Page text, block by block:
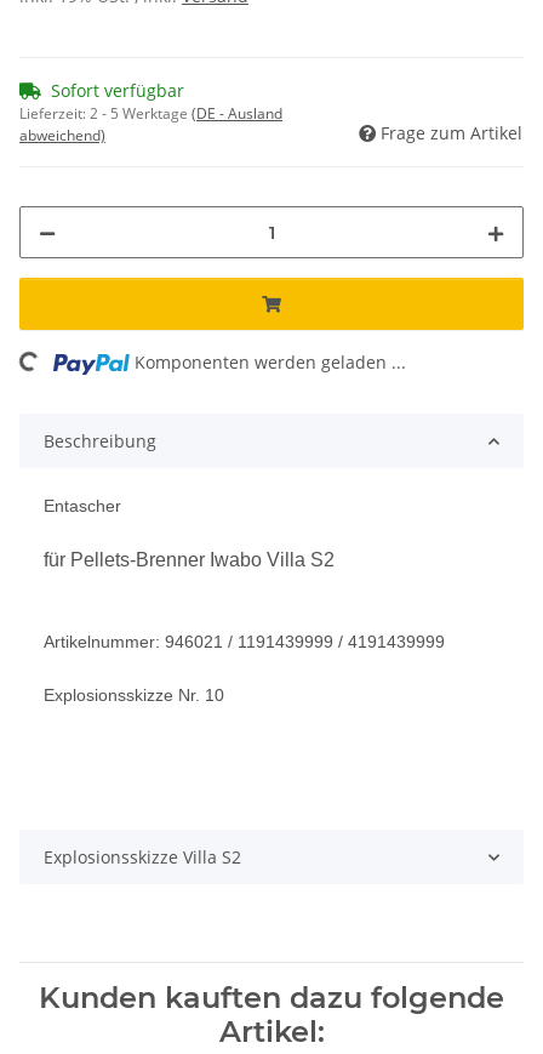
Sofort verfügbar
Lieferzeit:2 - 5 Werktage (DE - Ausland
abweichend)
Frage zum Artikel
Komponenten werden geladen ...
Beschreibung
Entascher
für Pellets-Brenner Iwabo Villa S2
Artikelnummer: 946021 / 1191439999 / 4191439999
Explosionsskizze Nr. 10
Explosionsskizze Villa S2
Kunden kauften dazu folgende
Artikel: